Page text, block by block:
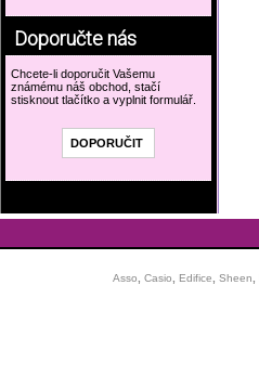
Doporučte nás
Chcete-li doporučit Vašemu
známému náš obchod, stačí
stisknout tlačítko a vyplnit formulář.
Asso
Casio Edifice Sheen